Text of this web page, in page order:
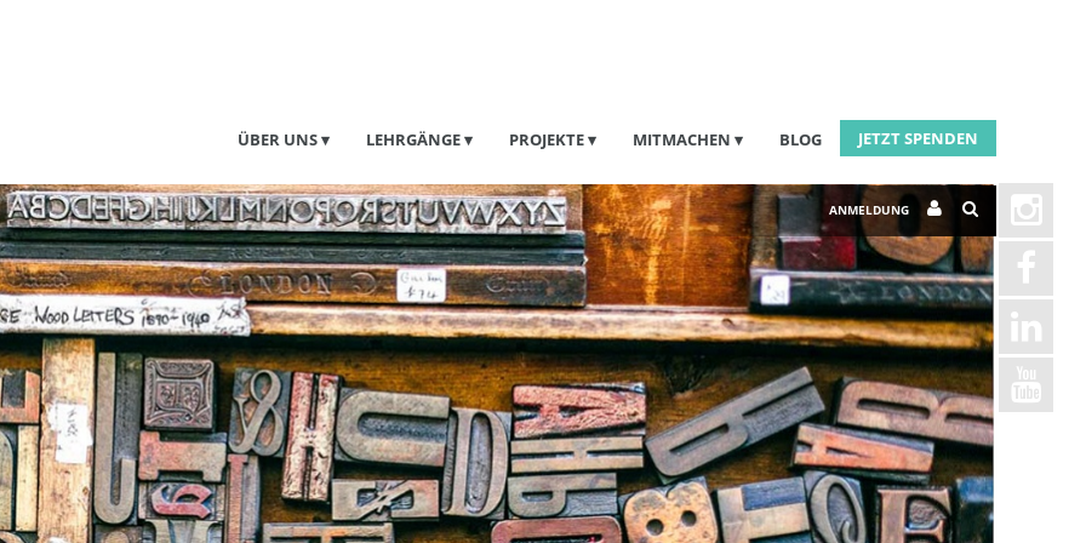
ÜBER UNS
LEHRGÄNGE PROJEKTE MITMACHEN BLOG JETZT SPENDEN
ANMELDUNG